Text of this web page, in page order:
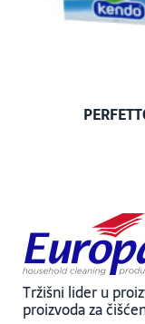
Tržišni lider u
proizvoda za